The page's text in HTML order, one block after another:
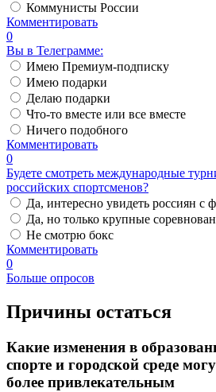
Коммунисты России
Комментировать
0
Вы в Телеграмме:
Имею Премиум-подписку
Имею подарки
Делаю подарки
Что-то вместе или все вместе
Ничего подобного
Комментировать
0
Будете смотреть международные
российских спортсменов?
Да, интересно увидеть россиян с
Да, но только крупные
Не смотрю бокс
Комментировать
0
Больше опросов
Причины остаться
Какие изменения в
спорте и городской среде
более привлекательным